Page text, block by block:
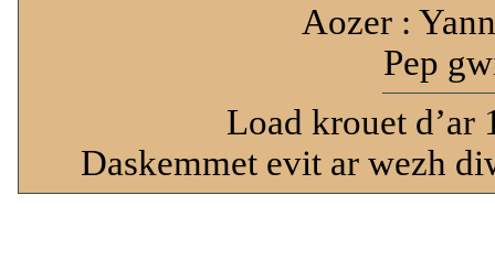
Aozer :
Pep
Load krouet d’ar
Daskemmet evit ar wezh